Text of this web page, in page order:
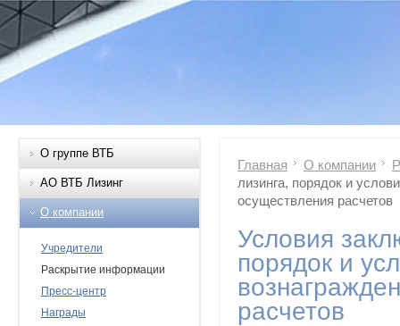
О группе ВТБ
АО ВТБ Лизинг
О компании
Учредители
Раскрытие информации
Пресс-центр
Награды
Главная О компании
лизинга, порядок и
осуществления расчетов
Условия
порядок и
расчетов